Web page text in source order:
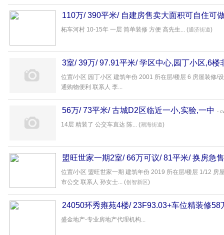
110万/ 390平米/ 自建房售卖大面积可自住可
柘车河村 10-15年 一层 简单装修 方便 高先生... (通济街道)
3室/ 39万/ 97.91平米/ 学区中心,园丁小区,6楼
位置/小区 园丁小区 建筑年份 2001 所在层/楼层 6 房屋装修/
通购物便利 联系人 李...
56万/ 73平米/ 古城D2区临近一小,实验,一中 -
14层 精装了 公交车直达 陈... (潮海街道)
盟旺世家一期2室/ 66万可议/ 81平米/ 换房急
位置/小区 盟旺世家一期 建筑年份 2019 所在层/楼层 1/12 房
市公交 联系人 孙女士... (创智新区)
24050环秀雍苑4楼/ 23F93.03+车位精装修58
盛金地产-专业房地产代理机构...